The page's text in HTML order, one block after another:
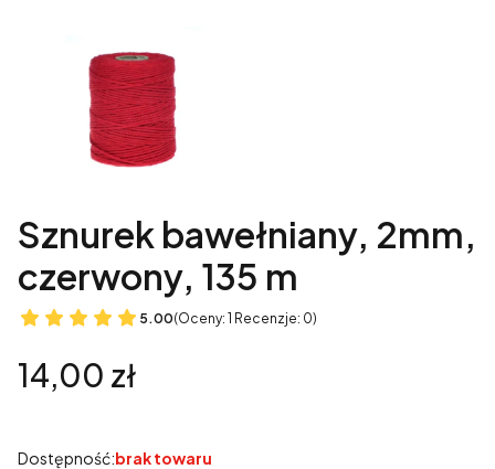
Sznurek bawełniany, 2mm,
czerwony, 135 m
5.00(Oceny: 1 Recenzje: 0)
Cena
14,00 zł
Dostępność:brak towaru